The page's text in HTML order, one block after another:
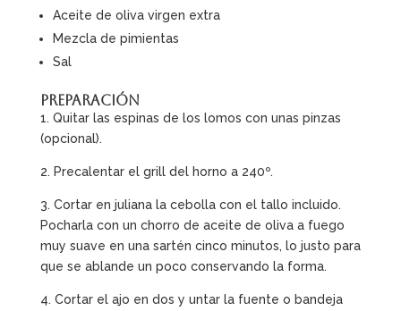
Aceite de oliva virgen extra
Mezcla de pimientas
Sal
Preparación
1. Quitar las espinas de los lomos con unas pinzas
(opcional).
2. Precalentar el grill del horno a 240º.
3. Cortar en juliana la cebolla con el tallo incluido.
Pocharla con un chorro de aceite de oliva a fuego
muy suave en una sartén cinco minutos, lo justo para
que se ablande un poco conservando la forma.
4. Cortar el ajo en dos y untar la fuente o bandeja